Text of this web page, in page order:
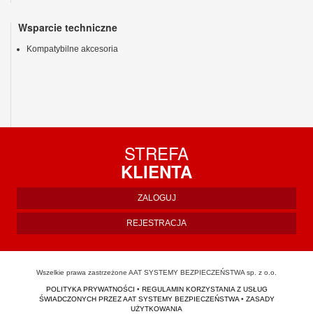
Wsparcie techniczne
Kompatybilne akcesoria
STREFA
KLIENTA
ZALOGUJ
REJESTRACJA
Wszelkie prawa zastrzeżone AAT SYSTEMY BEZPIECZEŃSTWA sp. z o.o.
POLITYKA PRYWATNOŚCI • REGULAMIN KORZYSTANIA Z USŁUG
ŚWIADCZONYCH PRZEZ AAT SYSTEMY BEZPIECZEŃSTWA• ZASADY
UŻYTKOWANIA